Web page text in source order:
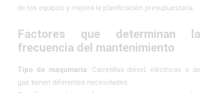
de los equipos y mejora la planificación presupuestaria.
Factores que determinan la
frecuencia del mantenimiento
Tipo de maquinaria: Carretillas diésel, eléctricas o de
gas tienen diferentes necesidades.